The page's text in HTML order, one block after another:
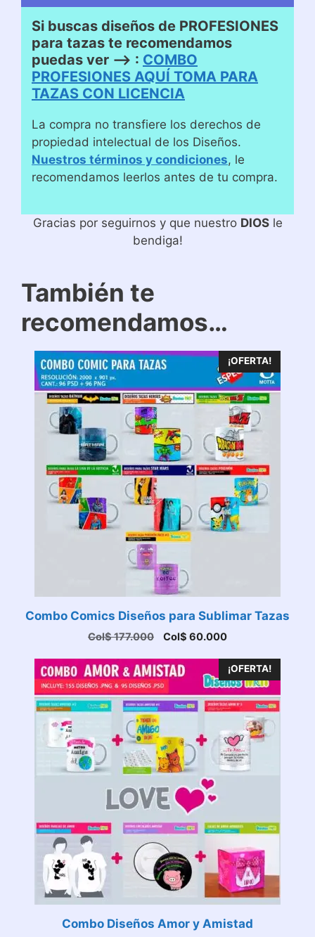
Si buscas diseños de PROFESIONES
para tazas te recomendamos
puedas ver –> : COMBO
PROFESIONES AQUÍ TOMA PARA
TAZAS CON LICENCIA
La compra no transfiere los derechos de
propiedad intelectual de los Diseños.
Nuestros términos y condiciones, le
recomendamos leerlos antes de tu compra.
Gracias por seguirnos y que nuestro DIOSle
bendiga!
También te
recomendamos…
¡OFERTA!
Combo Comics Diseños para Sublimar Tazas
Col$177.000
El
original
era:
Col$ 177.000.
Col$ 60.000El
actual
es:
Col$ 60.000.
¡OFERTA!
Combo Diseños Amor y Amistad